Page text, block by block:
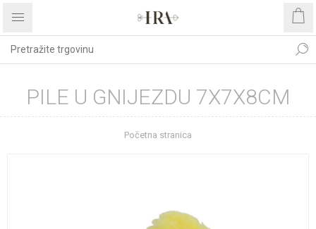
PILE U GNIJEZDU 7X7X8CM
Početna stranica